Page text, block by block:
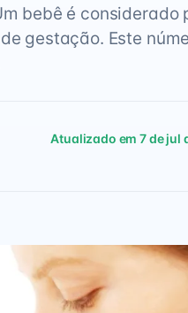
bebê é considerado
gestação. Este
Atualizado em 7 de jul